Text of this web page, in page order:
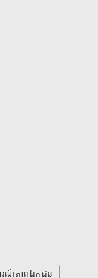
រណ៍ភាពឯកជន